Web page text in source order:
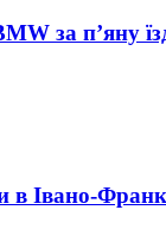
за п’яну
в Івано-